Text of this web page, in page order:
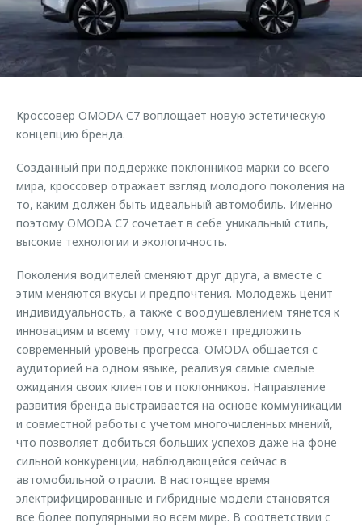
Страхование
Кредитный калькулятор
Аксессуары
Оригинальные аксессуары
Трейд-ин
Калькулятор трейд-ин
Руководства по эксплуатации
Клиентская поддержка
O&J Автоклуб
Приложение O&J
Аксессуары
Одежда и сувениры
Оригинальные аксессуары
Запчасти
Обратная связь
Кроссовер OMODA С7 воплощает новую эстетическую
концепцию бренда.
Созданный при поддержке поклонников марки со всего
мира, кроссовер отражает взгляд молодого поколения на
то, каким должен быть идеальный автомобиль. Именно
поэтому OMODA С7 сочетает в себе уникальный стиль,
высокие технологии и экологичность.
Поколения водителей сменяют друг друга, а вместе с
этим меняются вкусы и предпочтения. Молодежь ценит
индивидуальность, а также с воодушевлением тянется к
инновациям и всему тому, что может предложить
современный уровень прогресса. OMODA общается с
аудиторией на одном языке, реализуя самые смелые
ожидания своих клиентов и поклонников. Направление
развития бренда выстраивается на основе коммуникации
и совместной работы с учетом многочисленных мнений,
что позволяет добиться больших успехов даже на фоне
сильной конкуренции, наблюдающейся сейчас в
автомобильной отрасли. В настоящее время
электрифицированные и гибридные модели становятся
все более популярными во всем мире. В соответствии с